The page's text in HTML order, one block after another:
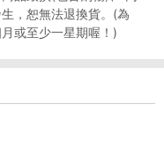
，恕無法退換貨。(為
或至少一星期喔！)